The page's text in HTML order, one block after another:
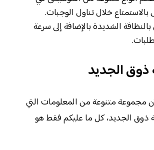
خلال تناول الوجبات.
بالنظافة الشديدة بالإضافة إلى سرعة
الجديد
مجموعة متنوعة من المعلومات التي
الجديد، كل ما عليكم فقط هو